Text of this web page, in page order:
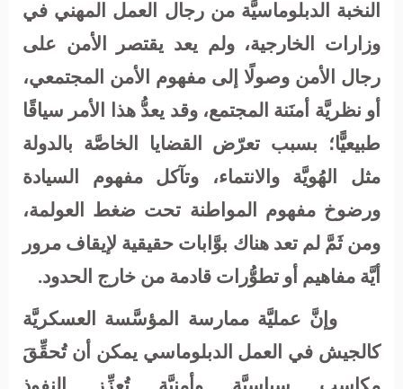
النخبة الدبلوماسيَّة من رجال العمل المهني في
وزارات الخارجية، ولم يعد يقتصر الأمن على
رجال الأمن وصولًا إلى مفهوم الأمن المجتمعي،
أو نظريَّة أمنَنة المجتمع، وقد يعدُّ هذا الأمر سياقًا
طبيعيًّا؛ بسبب تعرّض القضايا الخاصَّة بالدولة
مثل الهُويَّة والانتماء، وتآكل مفهوم السيادة
ورضوخ مفهوم المواطنة تحت ضغط العولمة،
ومن ثَمَّ لم تعد هناك بوَّابات حقيقية لإيقاف مرور
أيَّة مفاهيم أو تطوُّرات قادمة من خارج الحدود.
وإنَّ عمليَّة ممارسة المؤسَّسة العسكريَّة
كالجيش في العمل الدبلوماسي يمكن أن تُحقِّقَ